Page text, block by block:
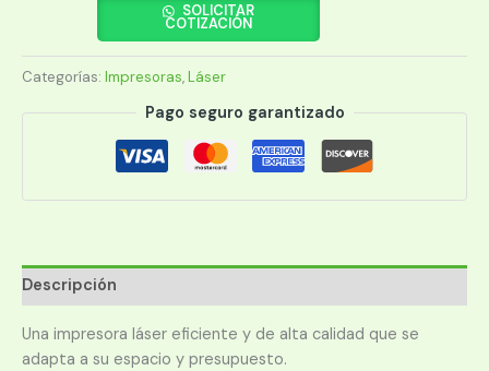
IMP/USB/WIFI/220V
cantidad
SOLICITAR
COTIZACIÓN
Categorías: Impresoras,Láser
Pago seguro garantizado
Descripción
Una impresora láser eficiente y de alta calidad que se
adapta a su espacio y presupuesto.